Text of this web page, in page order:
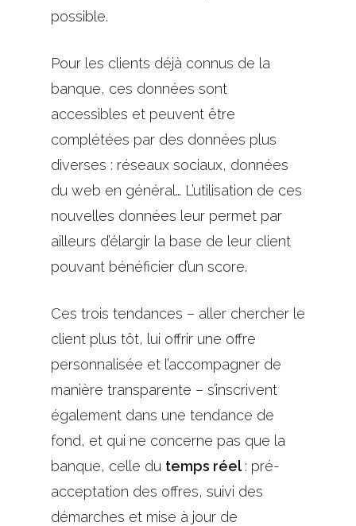
possible.
Pour les clients déjà connus de la
banque, ces données sont
accessibles et peuvent être
complétées par des données plus
diverses : réseaux sociaux, données
du web en général… L’utilisation de ces
nouvelles données leur permet par
ailleurs d’élargir la base de leur client
pouvant bénéficier d’un score.
Ces trois tendances – aller chercher le
client plus tôt, lui offrir une offre
personnalisée et l’accompagner de
manière transparente – s’inscrivent
également dans une tendance de
fond, et qui ne concerne pas que la
banque, celle du temps réel: pré-
acceptation des offres, suivi des
démarches et mise à jour de